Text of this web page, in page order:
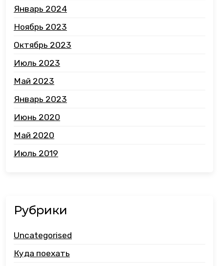
Январь 2024
Ноябрь 2023
Октябрь 2023
Июль 2023
Май 2023
Январь 2023
Июнь 2020
Май 2020
Июль 2019
Рубрики
Uncategorised
Куда поехать